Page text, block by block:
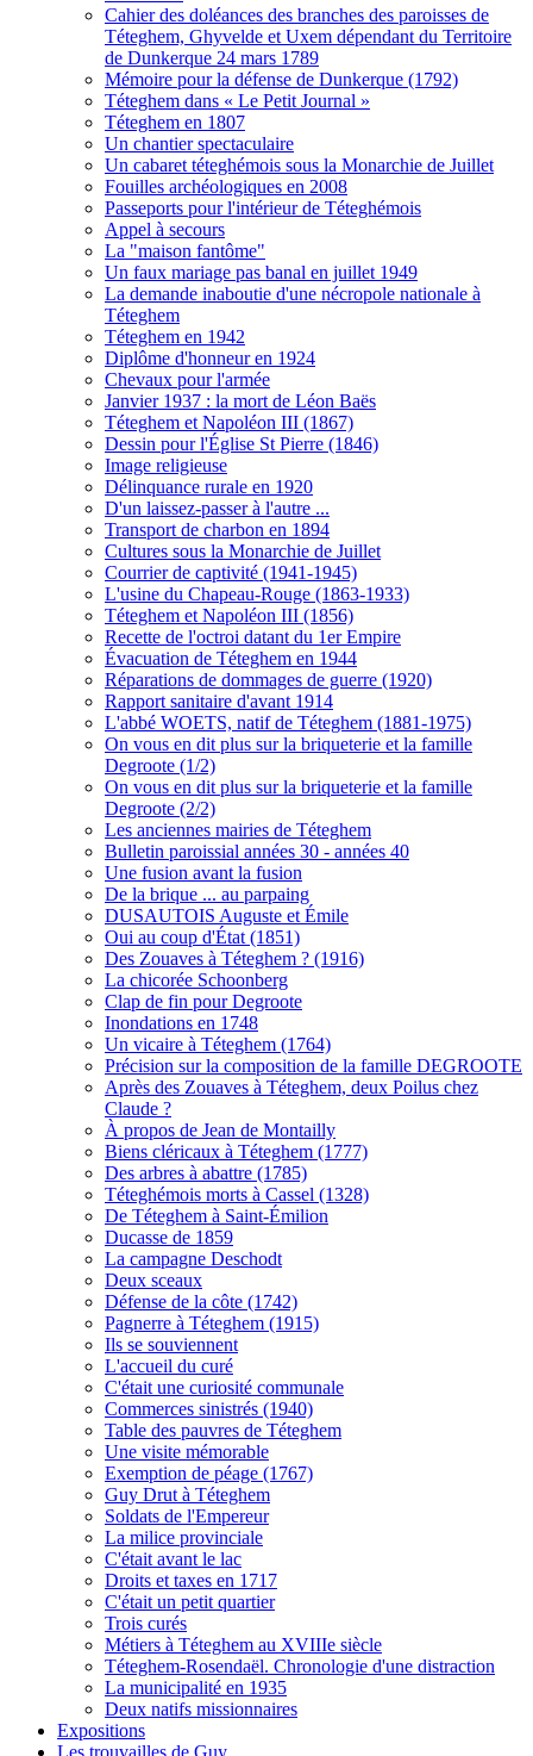
Cahier des doléances des branches des paroisses de
Téteghem, Ghyvelde et Uxem dépendant du Territoire
de Dunkerque 24 mars 1789
Mémoire pour la défense de Dunkerque (1792)
Téteghem dans « Le Petit Journal »
Téteghem en 1807
Un chantier spectaculaire
Un cabaret téteghémois sous la Monarchie de Juillet
Fouilles archéologiques en 2008
Passeports pour l'intérieur de Téteghémois
Appel à secours
La "maison fantôme"
Un faux mariage pas banal en juillet 1949
La demande inaboutie d'une nécropole nationale à
Téteghem
Téteghem en 1942
Diplôme d'honneur en 1924
Chevaux pour l'armée
Janvier 1937 : la mort de Léon Baës
Téteghem et Napoléon III (1867)
Dessin pour l'Église St Pierre (1846)
Image religieuse
Délinquance rurale en 1920
D'un laissez-passer à l'autre ...
Transport de charbon en 1894
Cultures sous la Monarchie de Juillet
Courrier de captivité (1941-1945)
L'usine du Chapeau-Rouge (1863-1933)
Téteghem et Napoléon III (1856)
Recette de l'octroi datant du 1er Empire
Évacuation de Téteghem en 1944
Réparations de dommages de guerre (1920)
Rapport sanitaire d'avant 1914
L'abbé WOETS, natif de Téteghem (1881-1975)
On vous en dit plus sur la briqueterie et la famille
Degroote (1/2)
On vous en dit plus sur la briqueterie et la famille
Degroote (2/2)
Les anciennes mairies de Téteghem
Bulletin paroissial années 30 - années 40
Une fusion avant la fusion
De la brique ... au parpaing
DUSAUTOIS Auguste et Émile
Oui au coup d'État (1851)
Des Zouaves à Téteghem ? (1916)
La chicorée Schoonberg
Clap de fin pour Degroote
Inondations en 1748
Un vicaire à Téteghem (1764)
Précision sur la composition de la famille DEGROOTE
Après des Zouaves à Téteghem, deux Poilus chez
Claude ?
À propos de Jean de Montailly
Biens cléricaux à Téteghem (1777)
Des arbres à abattre (1785)
Téteghémois morts à Cassel (1328)
De Téteghem à Saint-Émilion
Ducasse de 1859
La campagne Deschodt
Deux sceaux
Défense de la côte (1742)
Pagnerre à Téteghem (1915)
Ils se souviennent
L'accueil du curé
C'était une curiosité communale
Commerces sinistrés (1940)
Table des pauvres de Téteghem
Une visite mémorable
Exemption de péage (1767)
Guy Drut à Téteghem
Soldats de l'Empereur
La milice provinciale
C'était avant le lac
Droits et taxes en 1717
C'était un petit quartier
Trois curés
Métiers à Téteghem au XVIIIe siècle
Téteghem-Rosendaël. Chronologie d'une distraction
La municipalité en 1935
Deux natifs missionnaires
Expositions